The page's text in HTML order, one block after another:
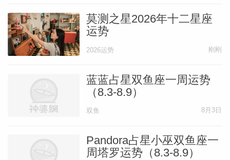
莫测之星2026年十二星座
运势
2026运势 刚刚
蓝蓝占星双鱼座一周运势
（8.3-8.9）
双鱼 8月3日
Pandora占星小巫双鱼座一
周塔罗运势（8.3-8.9）